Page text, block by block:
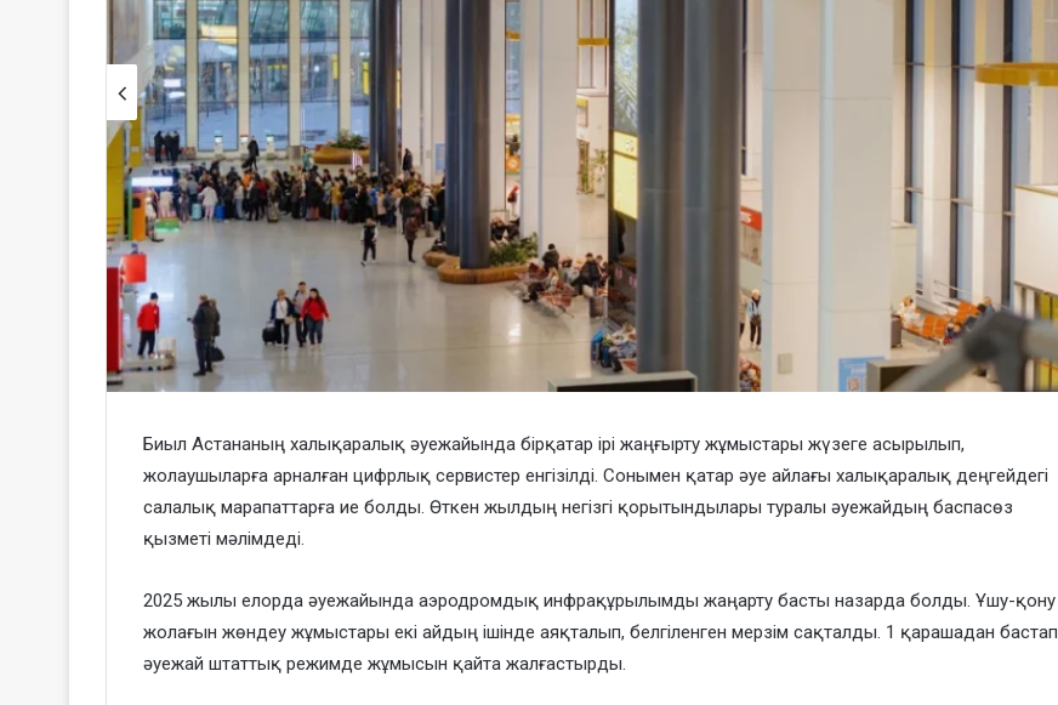
Биыл Астананың халықаралық әуежайында бірқатар ірі жаңғырту жұмыстары жүзеге асырылып,
жолаушыларға арналған цифрлық сервистер енгізілді. Сонымен қатар әуе айлағы халықаралық деңгейдегі
салалық марапаттарға ие болды. Өткен жылдың негізгі қорытындылары туралы әуежайдың баспасөз
қызметі мәлімдеді.
2025 жылы елорда әуежайында аэродромдық инфрақұрылымды жаңарту басты назарда болды. Ұшу-қону
жолағын жөндеу жұмыстары екі айдың ішінде аяқталып, белгіленген мерзім сақталды. 1 қарашадан бастап
әуежай штаттық режимде жұмысын қайта жалғастырды.